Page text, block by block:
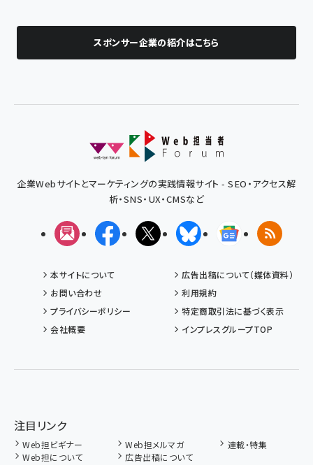
スポンサー企業の紹介はこちら
企業Webサイトとマーケティングの実践情報サイト - SEO・アクセス解
析・SNS・UX・CMSなど
メルマガFacebookX(エックス)BlueskyGoogleニュ
RSS
本サイトについて
広告出稿について（媒体資料）
お問い合わせ
利用規約
プライバシーポリシー
特定商取引法に基づく表示
会社概要
インプレスグループTOP
注目リンク
Web担ビギナー Web担メルマガ
連載・特集
Web担について
広告出稿について